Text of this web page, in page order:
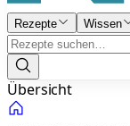
Rezepte Wissen
Übersicht